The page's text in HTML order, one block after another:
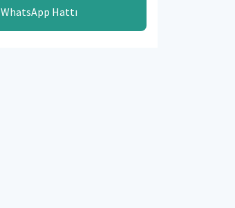
WhatsApp Hattı